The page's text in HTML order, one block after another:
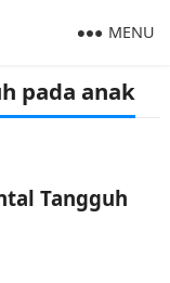
MENU
pada anak
Tangguh